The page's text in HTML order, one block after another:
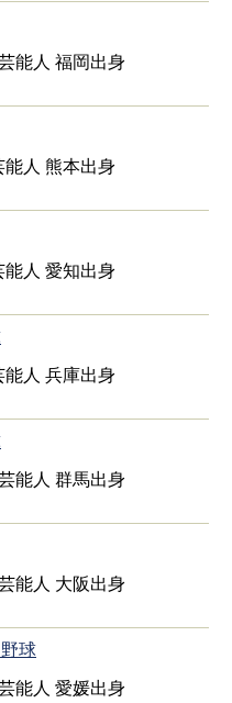
能人 福岡出身
能人 熊本出身
能人 愛知出身
能人 兵庫出身
能人 群馬出身
能人 大阪出身
球
能人 愛媛出身